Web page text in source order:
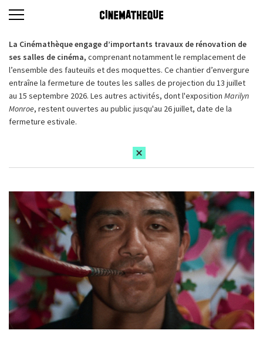
La Cinémathèque engage d’importants travaux de rénovation de
ses salles de cinéma, comprenant notamment le remplacement de
l’ensemble des fauteuils et des moquettes. Ce chantier d’envergure
entraîne la fermeture de toutes les salles de projection du 13 juillet
au 15 septembre 2026. Les autres activités, dont l'exposition Marilyn
Monroe, restent ouvertes au public jusqu'au 26 juillet, date de la
fermeture estivale.